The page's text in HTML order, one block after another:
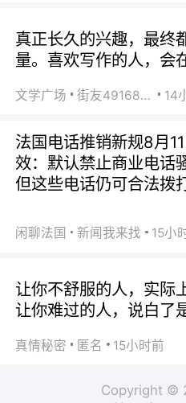
真正长久的兴趣，最终
量。喜欢写作的人，会
文学广场 街友49168527 14
法国电话推销新规8月
效：默认禁止商业电话
但这些电话仍可合法拨
闲聊法国 新闻我来找 15小
让你不舒服的人，实际
让你难过的人，说白了
真情秘密 匿名 15小时前
Copyright ©